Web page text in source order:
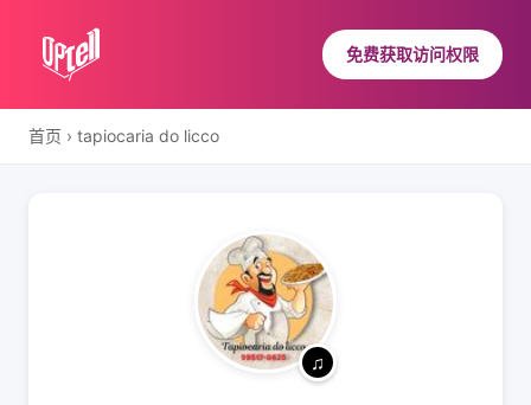
免费获取访问权限
首页 › tapiocaria do licco